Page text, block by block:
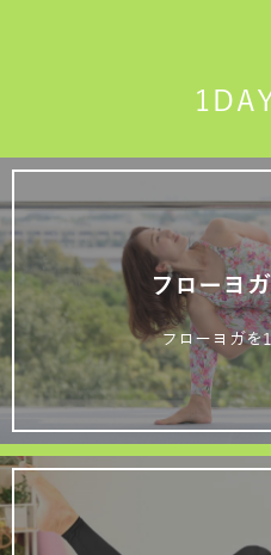
フローヨ
フローヨガを